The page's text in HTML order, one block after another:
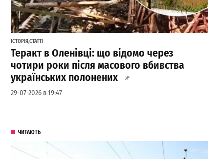
ІСТОРІЯ,СТАТТІ
Теракт в Оленівці: що відомо через
чотири роки після масового вбивства
українських полонених
29-07-2026 в 19:47
ЧИТАЮТЬ